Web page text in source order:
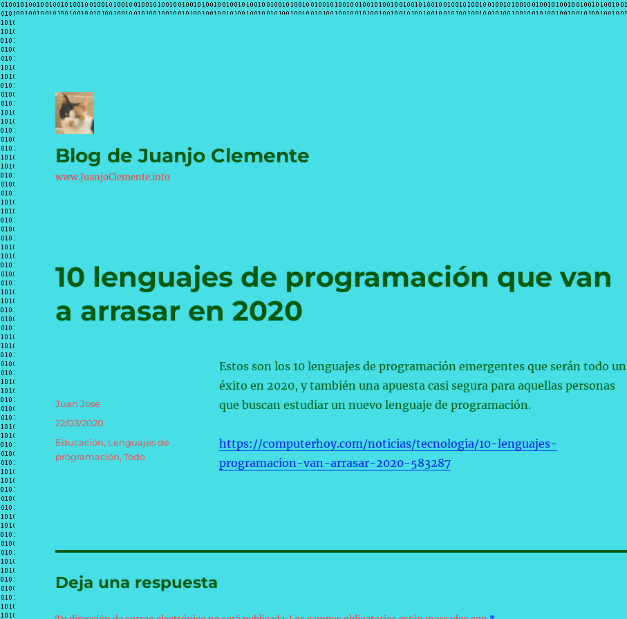
Blog de Juanjo Clemente
www.JuanjoClemente.info
10 lenguajes de programación que van
a arrasar en 2020
Estos son los 10 lenguajes de programación emergentes que serán todo un
éxito en 2020, y también una apuesta casi segura para aquellas personas
que buscan estudiar un nuevo lenguaje de programación.
https://computerhoy.com/noticias/tecnologia/10-lenguajes-
programacion-van-arrasar-2020-583287
Autor
Juan José
Publicado
22/03/2020
Categorías
Educación, Lenguajes de
programación,Todo
Deja una respuesta